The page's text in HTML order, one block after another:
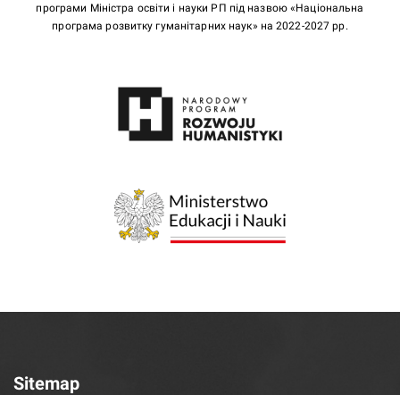
програми Міністра освіти і науки РП під назвою «Національна
програма розвитку гуманітарних наук» на 2022-2027 рр.
Sitemap